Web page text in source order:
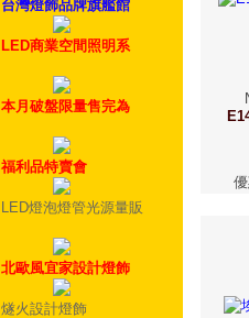
台灣燈飾品牌旗艦館
LED商業空間照明系
本月破盤限量售完為
福利品特賣會
LED燈泡燈管光源量販
北歐風宜家設計燈飾
燧火設計燈飾